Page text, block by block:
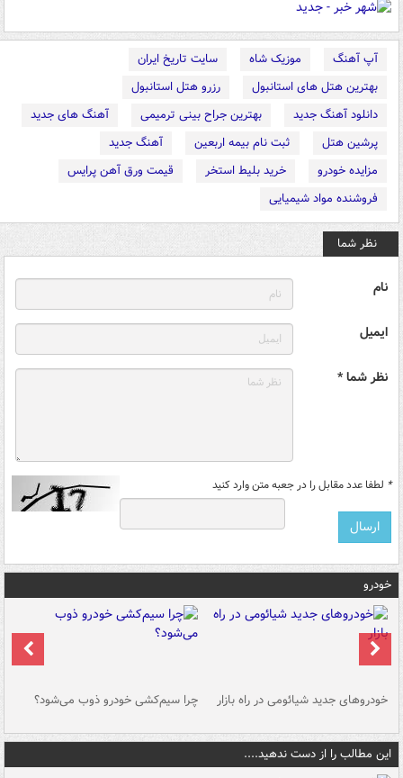
آپ آهنگ موزیک شاه
سایت تاریخ ایران
بهترین هتل های استانبول
رزرو هتل استانبول
دانلود آهنگ جدید
بهترین جراح بینی ترمیمی
آهنگ های جدید
پرشین هتل
ثبت نام بیمه اربعین
آهنگ جدید
مزایده خودرو
خرید بلیط استخر
قیمت ورق آهن پرایس
فروشنده مواد شیمیایی
نظر شما
نام
ایمیل
نظر شما *
* لطفا عدد مقابل را در جعبه متن وارد کنید
خودرو
خودروهای جدید شیائومی در راه بازار چرا سیم‌کشی خودرو ذوب می‌شود؟
این مطالب را از دست ندهید....